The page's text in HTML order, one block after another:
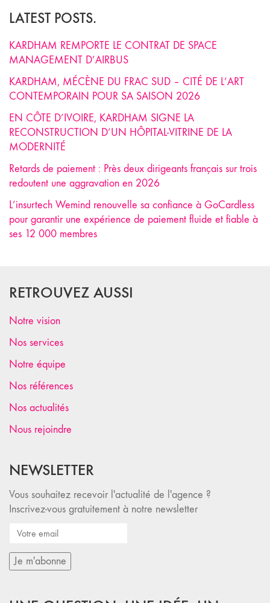
LATEST POSTS.
KARDHAM REMPORTE LE CONTRAT DE SPACE
MANAGEMENT D’AIRBUS
KARDHAM, MÉCÈNE DU FRAC SUD – CITÉ DE L’ART
CONTEMPORAIN POUR SA SAISON 2026
EN CÔTE D’IVOIRE, KARDHAM SIGNE LA
RECONSTRUCTION D’UN HÔPITAL-VITRINE DE LA
MODERNITÉ
Retards de paiement : Près deux dirigeants français sur trois
redoutent une aggravation en 2026
L’insurtech Wemind renouvelle sa confiance à GoCardless
pour garantir une expérience de paiement fluide et fiable à
ses 12 000 membres
RETROUVEZ AUSSI
Notre vision
Nos services
Notre équipe
Nos références
Nos actualités
Nous rejoindre
NEWSLETTER
Vous souhaitez recevoir l'actualité de l'agence ?
Inscrivez-vous gratuitement à notre newsletter